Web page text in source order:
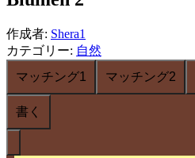
作成者: Shera1
カテゴリー: 自然
マッチング1
マッチング2
書く